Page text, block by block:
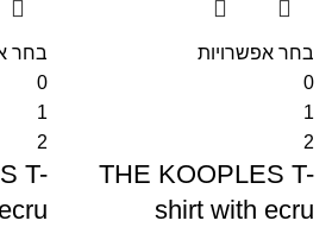
בחר אפשרויות
0
1
2
THE KOOPLES T-
shirt with ecru
בחר
0
1
2
T-